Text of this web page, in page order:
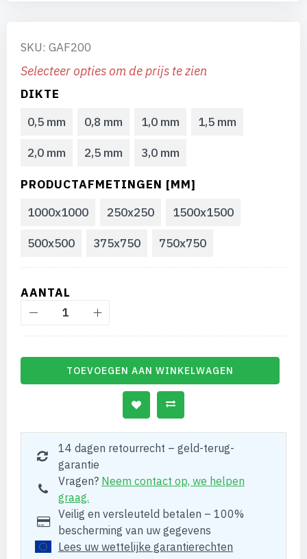
SKU: GAF200
Selecteer opties om de prijs te zien
DIKTE
0,5 mm
0,8 mm 1,0 mm 1,5 mm
2,0 mm 2,5 mm 3,0 mm
PRODUCTAFMETINGEN [MM]
1000x1000
250x250 1500x1500
500x500 375x750 750x750
AANTAL
TOEVOEGEN AAN WINKELWAGEN
14 dagen retourrecht – geld-terug-
garantie
Vragen? Neem contact op, we helpen
graag.
Veilig en versleuteld betalen – 100%
bescherming van uw gegevens
Lees uw wettelijke garantierechten